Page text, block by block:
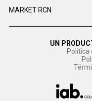
MARKET RCN
UN
Política